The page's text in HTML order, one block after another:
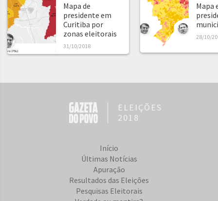
Mapa de
presidente em
Curitiba por
zonas eleitorais
31/10/2018
Mapa
28/10/
ELEIÇÕES
2018
Início
Últimas Notícias
Apuração
Resultados das Eleições
Pesquisas Eleitorais